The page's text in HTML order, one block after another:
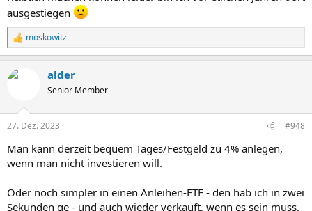
ausgestiegen
R
e
k
n
e
:
moskowitz
alder
Senior Member
27. Dez. 2023 #948
Man kann derzeit bequem Tages/Festgeld zu 4% anlegen,
wenn man nicht investieren will.
Oder noch simpler in einen Anleihen-ETF - den hab ich in zwei
Sekunden ge - und auch wieder verkauft, wenn es sein muss.